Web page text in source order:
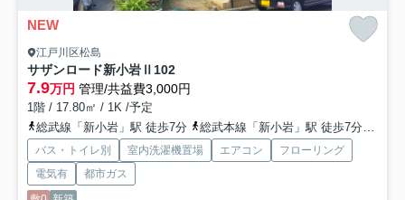
NEW
江戸川区松島
サザンロード新小岩Ⅱ 102
7.9万円 管理/共益費3,000円
1階 / 17.80㎡ / 1K /予定
総武線「新小岩」駅 徒歩7分
総武本線「新小岩」駅 徒歩7分
バス・トイレ別 室内洗濯機置場 エアコン
フローリング
電気有
都市ガス